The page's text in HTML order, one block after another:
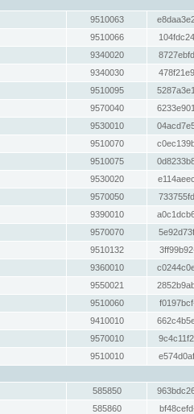
9510063
9510066
9340020
9340030
9510095
9570040
9530010
9510070
9510075
9530020
9570050
9390010
9570070
9510132
9360010
9550021
9510060
9410010
9570010
9510010
585850
585860